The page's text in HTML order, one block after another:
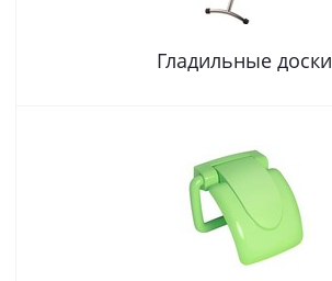
Гладильные доски